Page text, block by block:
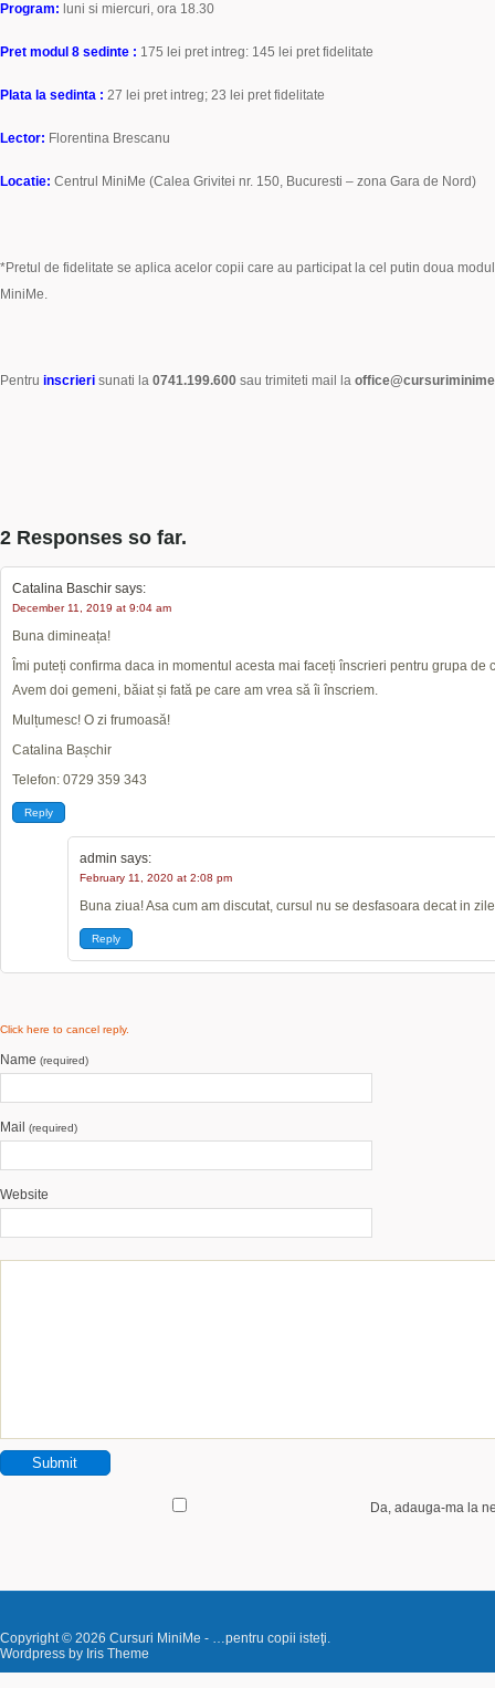
Program: luni si miercuri, ora 18.30
Pret modul 8 sedinte : 175 lei pret intreg: 145 lei pret fidelitate
Plata la sedinta : 27 lei pret intreg; 23 lei pret fidelitate
Lector: Florentina Brescanu
Locatie: Centrul MiniMe (Calea Grivitei nr. 150, Bucuresti – zona Gara de Nord)
*Pretul de fidelitate se aplica acelor copii care au participat la cel putin doua
MiniMe.
Pentru inscrieri sunati la 0741.199.600 sau trimiteti mail la
2 Responses so far.
Catalina Baschir says:
December 11, 2019 at 9:04 am
Buna dimineața!
Îmi puteți confirma daca in momentul acesta mai faceți înscrieri pentru grupa de
Avem doi gemeni, băiat și fată pe care am vrea să îi înscriem.
Mulțumesc! O zi frumoasă!
Catalina Bașchir
Telefon: 0729 359 343
Reply
admin says:
February 11, 2020 at 2:08 pm
Buna ziua! Asa cum am discutat, cursul nu se desfasoara decat in
Reply
Click here to cancel reply.
Name (required)
Mail (required)
Website
Da, adauga-ma la
Copyright © 2026 Cursuri MiniMe - …pentru copii isteţi.
Wordpress by Iris Theme